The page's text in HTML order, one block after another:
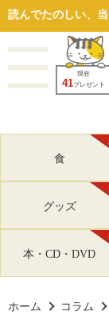
読んでたのしい、当
現在
41プレゼント
食
グッズ
本・CD・DVD
ホーム コラム